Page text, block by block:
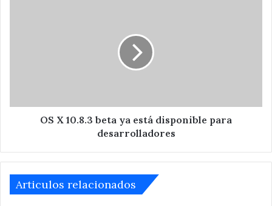
desarrolladores
OS X 10.8.3 beta ya está disponible para
desarrolladores
Articulos relacionados